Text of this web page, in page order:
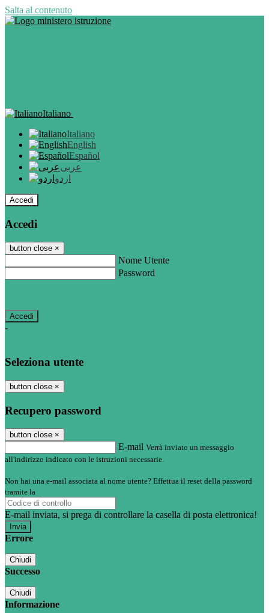
Salta al contenuto
Italiano
Italiano
English
Español
عربى
اردو
Accedi
Accedi
button close ×
Nome Utente
Password
-
Seleziona utente
button close ×
Recupero password
button close ×
E-mail Verrà inviato un messaggio
all'indirizzo indicato con le istruzioni necessarie.
Non hai una e-mail associata al nome utente? Effettua il reset della password
tramite la
E-mail inviata, si prega di controllare la casella di posta elettronica!
Errore
Chiudi
Successo
Chiudi
Informazione